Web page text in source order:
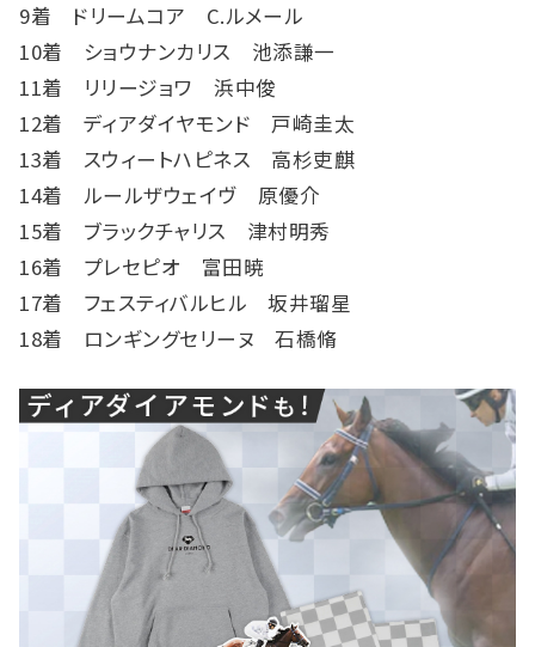
9着 ドリームコア C.ルメール
10着 ショウナンカリス 池添謙一
11着 リリージョワ 浜中俊
12着 ディアダイヤモンド 戸崎圭太
13着 スウィートハピネス 高杉吏麒
14着 ルールザウェイヴ 原優介
15着 ブラックチャリス 津村明秀
16着 プレセピオ 富田暁
17着 フェスティバルヒル 坂井瑠星
18着 ロンギングセリーヌ 石橋脩